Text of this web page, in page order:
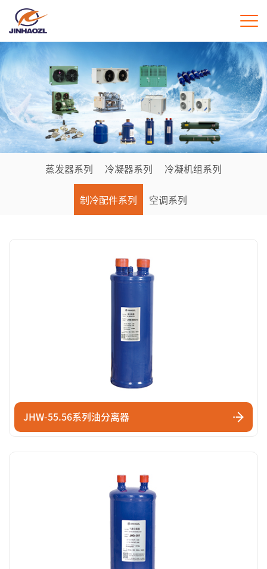
蒸发器系列 冷凝器系列 冷凝机组系列
制冷配件系列 空调系列
JHW-55.56系列油分离器